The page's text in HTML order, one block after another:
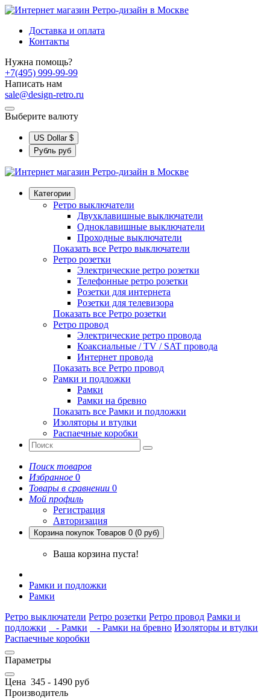
Доставка и оплата
Контакты
Нужна помощь?
+7(495) 999-99-99
Написать нам
sale@design-retro.ru
Выберите валюту
US Dollar $
Рубль руб
Категории
Ретро выключатели
Двухклавишные выключатели
Одноклавишные выключатели
Проходные выключатели
Показать все Ретро выключатели
Ретро розетки
Электрические ретро розетки
Телефонные ретро розетки
Розетки для интернета
Розетки для телевизора
Показать все Ретро розетки
Ретро провод
Электрические ретро провода
Коаксиальные / TV / SAT провода
Интернет провода
Показать все Ретро провод
Рамки и подложки
Рамки
Рамки на бревно
Показать все Рамки и подложки
Изоляторы и втулки
Распаечные коробки
Поиск товаров
Избранное 0
Товары в сравнении 0
Мой профиль
Регистрация
Авторизация
Корзина покупок Товаров 0 (0 руб)
Ваша корзина пуста!
Рамки и подложки
Рамки
Ретро выключатели Ретро розетки Ретро провод Рамки и
подложки
- Рамки - Рамки на бревно Изоляторы и втулки
Распаечные коробки
Параметры
Цена 345 - 1490 руб
Производитель